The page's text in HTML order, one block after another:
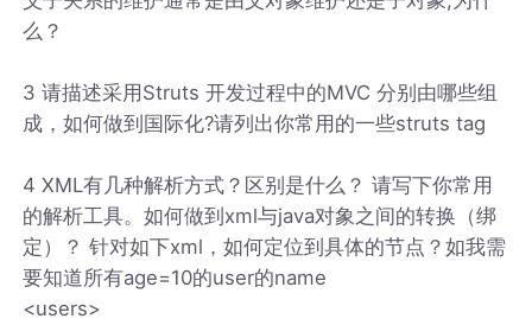
么？
3 请描述采用Struts 开发过程中的MVC 分别由哪些组
成，如何做到国际化?请列出你常用的一些struts tag
4 XML有几种解析方式？区别是什么？ 请写下你常用
的解析工具。如何做到xml与java对象之间的转换（绑
定）？ 针对如下xml，如何定位到具体的节点？如我需
要知道所有age=10的user的name
<users>